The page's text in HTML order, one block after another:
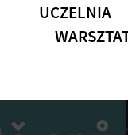
UCZELNIA